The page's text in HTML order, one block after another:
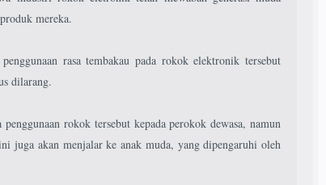
mereka.
rasa tembakau pada rokok elektronik tersebut
dilarang.
rokok tersebut kepada perokok dewasa, namun
juga akan menjalar ke anak muda, yang dipengaruhi oleh